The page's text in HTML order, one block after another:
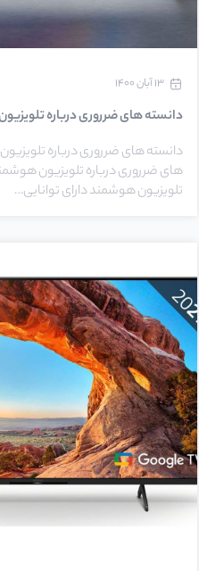
۱۳ آبان ۱۴۰۰
دانسته های ضرروری درباره
دانسته های ضرروری درباره
های ضرروری درباره تلویزیون
تلویزیون هوشمند دارای توانایی…